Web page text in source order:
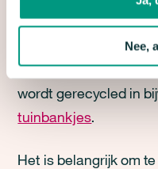
Nee,
niet de vraag om
bijvoorbeeld slechts
weer in nieuwe
wordt gerecycled in
tuinbankjes.
Het is belangrijk om